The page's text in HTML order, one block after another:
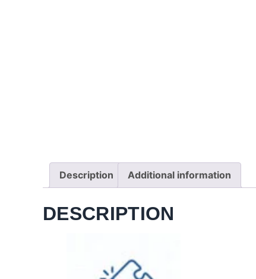
Description Additional information
DESCRIPTION